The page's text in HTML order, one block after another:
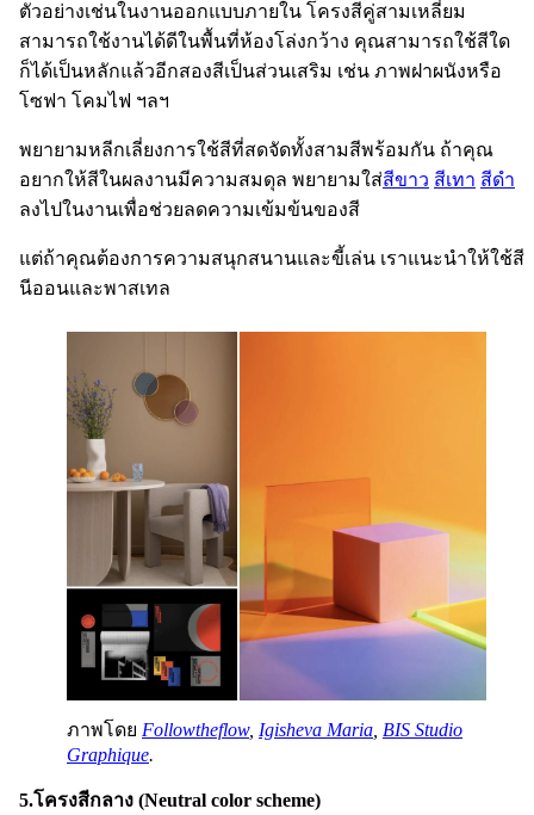
ตัวอย่างเช่นในงานออกแบบภายใน โครงสีคู่สามเหลี่ยม
สามารถใช้งานได้ดีในพื้นที่ห้องโล่งกว้าง คุณสามารถใช้สีใด
ก็ได้เป็นหลักแล้วอีกสองสีเป็นส่วนเสริม เช่น ภาพฝาผนังหรือ
โซฟา โคมไฟ ฯลฯ
พยายามหลีกเลี่ยงการใช้สีที่สดจัดทั้งสามสีพร้อมกัน ถ้าคุณ
อยากให้สีในผลงานมีความสมดุล พยายามใส่สีขาว สีเทา สีดำ
ลงไปในงานเพื่อช่วยลดความเข้มข้นของสี
แต่ถ้าคุณต้องการความสนุกสนานและขี้เล่น เราแนะนำให้ใช้สี
นีออนและพาสเทล
ภาพโดย Followtheflow, Igisheva Maria BIS Studio
Graphique.
5.โครงสีกลาง (Neutral color scheme)